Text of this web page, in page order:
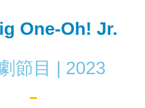
One-Oh! Jr.
節目 | 2023